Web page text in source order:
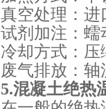
真空处理：进
试剂加注：蠕
冷却方式：
废气排放：
5.混凝土绝热